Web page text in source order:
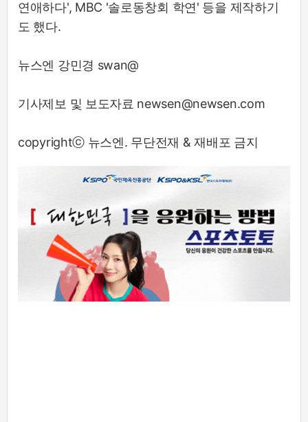
연애하다', MBC '솔로동창회 학연' 등을 제작하기
도 했다.
뉴스엔 강민경 swan@
기사제보 및 보도자료 newsen@newsen.com
copyrightⓒ 뉴스엔. 무단전재 & 재배포 금지